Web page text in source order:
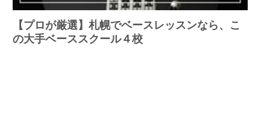
【プロが厳選】札幌でベースレッスンなら、こ
の大手ベーススクール４校